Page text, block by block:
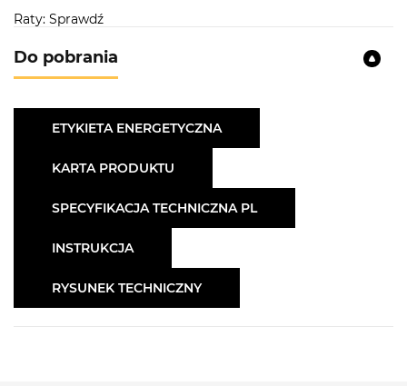
Raty: Sprawdź
Do pobrania
ETYKIETA ENERGETYCZNA
KARTA PRODUKTU
SPECYFIKACJA TECHNICZNA PL
INSTRUKCJA
RYSUNEK TECHNICZNY